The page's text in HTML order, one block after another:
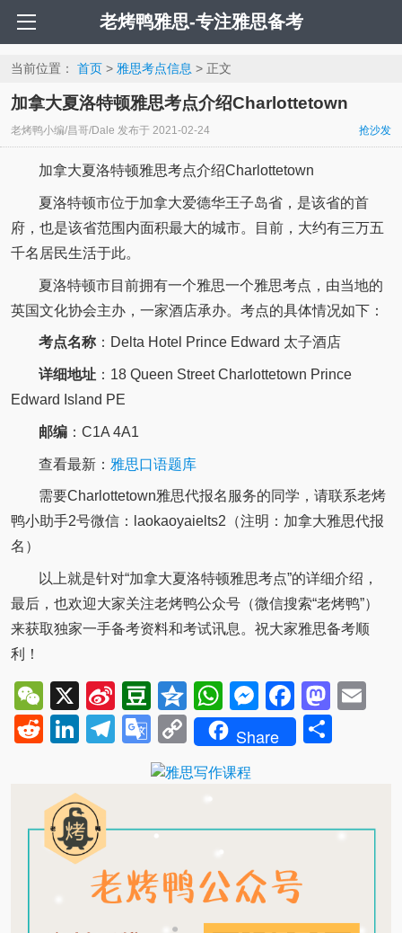
老烤鸭雅思-专注雅思备考
当前位置： 首页> 雅思考点信息 > 正文
加拿大夏洛特顿雅思考点介绍Charlottetown
老烤鸭小编/昌哥/Dale 发布于 2021-02-24 抢沙发
加拿大夏洛特顿雅思考点介绍Charlottetown
夏洛特顿市位于加拿大爱德华王子岛省，是该省的首
府，也是该省范围内面积最大的城市。目前，大约有三万五
千名居民生活于此。
夏洛特顿市目前拥有一个雅思一个雅思考点，由当地的
英国文化协会主办，一家酒店承办。考点的具体情况如下：
考点名称：Delta Hotel Prince Edward 太子酒店
详细地址：18 Queen Street Charlottetown Prince
Edward Island PE
邮编：C1A 4A1
查看最新： 雅思口语题库
需要Charlottetown雅思代报名服务的同学，请联系老烤
鸭小助手2号微信：laokaoyaielts2（注明：加拿大雅思代报
名）
以上就是针对“加拿大夏洛特顿雅思考点”的详细介绍，
最后，也欢迎大家关注老烤鸭公众号（微信搜索“老烤鸭”）
来获取独家一手备考资料和考试讯息。祝大家雅思备考顺
利！
WeChat
X
Sina
Weibo
Douban
QzoneWhatsApp
Messenger
RedditLinkedIn
Telegram
Google
Translate
Copy
Link
Share